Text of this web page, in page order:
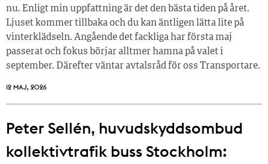
nu. Enligt min uppfattning är det den bästa tiden på året.
Ljuset kommer tillbaka och du kan äntligen lätta lite på
vinterklädseln. Angående det fackliga har första maj
passerat och fokus börjar alltmer hamna på valet i
september. Därefter väntar avtalsråd för oss Transportare.
12 MAJ, 2026
Peter Sellén, huvudskyddsombud
kollektivtrafik buss Stockholm: